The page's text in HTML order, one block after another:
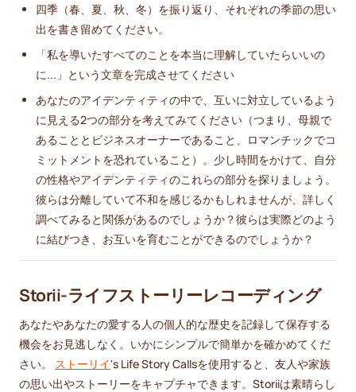
四季（春、夏、秋、冬）を振り返り、それぞれの季節の思い
出を書き留めてください。
「私を導いたすべてのことを本当に理解していたらいいの
に...」という文章を完成させてください
あなたのアイデンティティの中で、互いに対立しているよう
に見える2つの部分を考えてみてください（つまり、母親で
あることとビジネスオーナーであること、ロマンチックでコ
ミットメントを恐れていること）。少し時間をかけて、自分
の性格やアイデンティティのこれらの部分を探りましょう。
彼らは分離していて不和を感じるかもしれませんが、詳しく
調べてみると関係があるのでしょうか？彼らは実際どのよう
に結びつき、お互いを育むことができるのでしょうか？
Storii-ライフストーリーレコーディング
あなたやあなたの愛する人の個人的な歴史を記録して保存する
機会をお見逃しなく。いかにシンプルで簡単かを確かめてくだ
さい。
ストーリイ's Life Story Callsを使用すると、友人や家族
の思い出やストーリーをキャプチャできます。Storiiは素晴らし